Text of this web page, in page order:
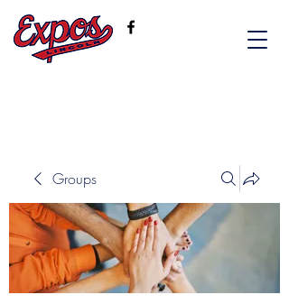
Groups